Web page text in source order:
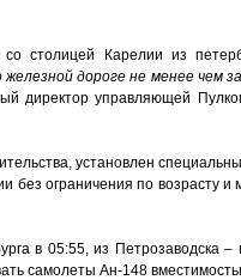
столицей Карелии из
дороге не менее чем
директор управляющей
установлен
без ограничения по возрасту и
в 05:55, из Петрозаводска –
самолеты Ан-148